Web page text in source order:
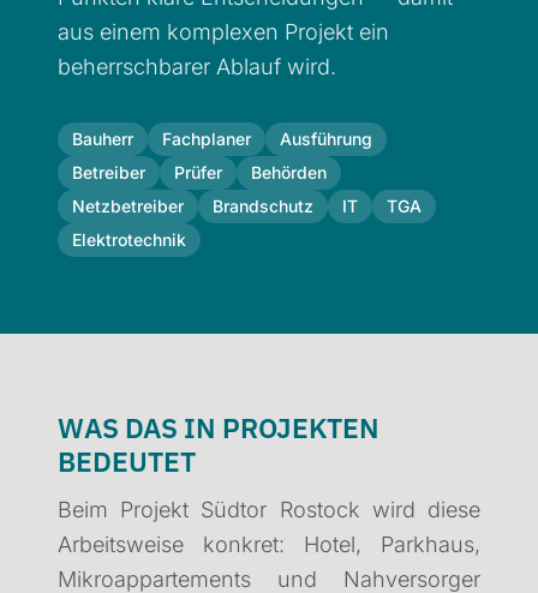
aus einem komplexen Projekt ein
beherrschbarer Ablauf wird.
Bauherr Fachplaner
Ausführung
Betreiber
Prüfer
Behörden
Netzbetreiber
Brandschutz IT
TGA
Elektrotechnik
WAS DAS IN PROJEKTEN
BEDEUTET
Beim Projekt Südtor Rostock wird diese
Arbeitsweise konkret: Hotel, Parkhaus,
Mikroappartements und Nahversorger